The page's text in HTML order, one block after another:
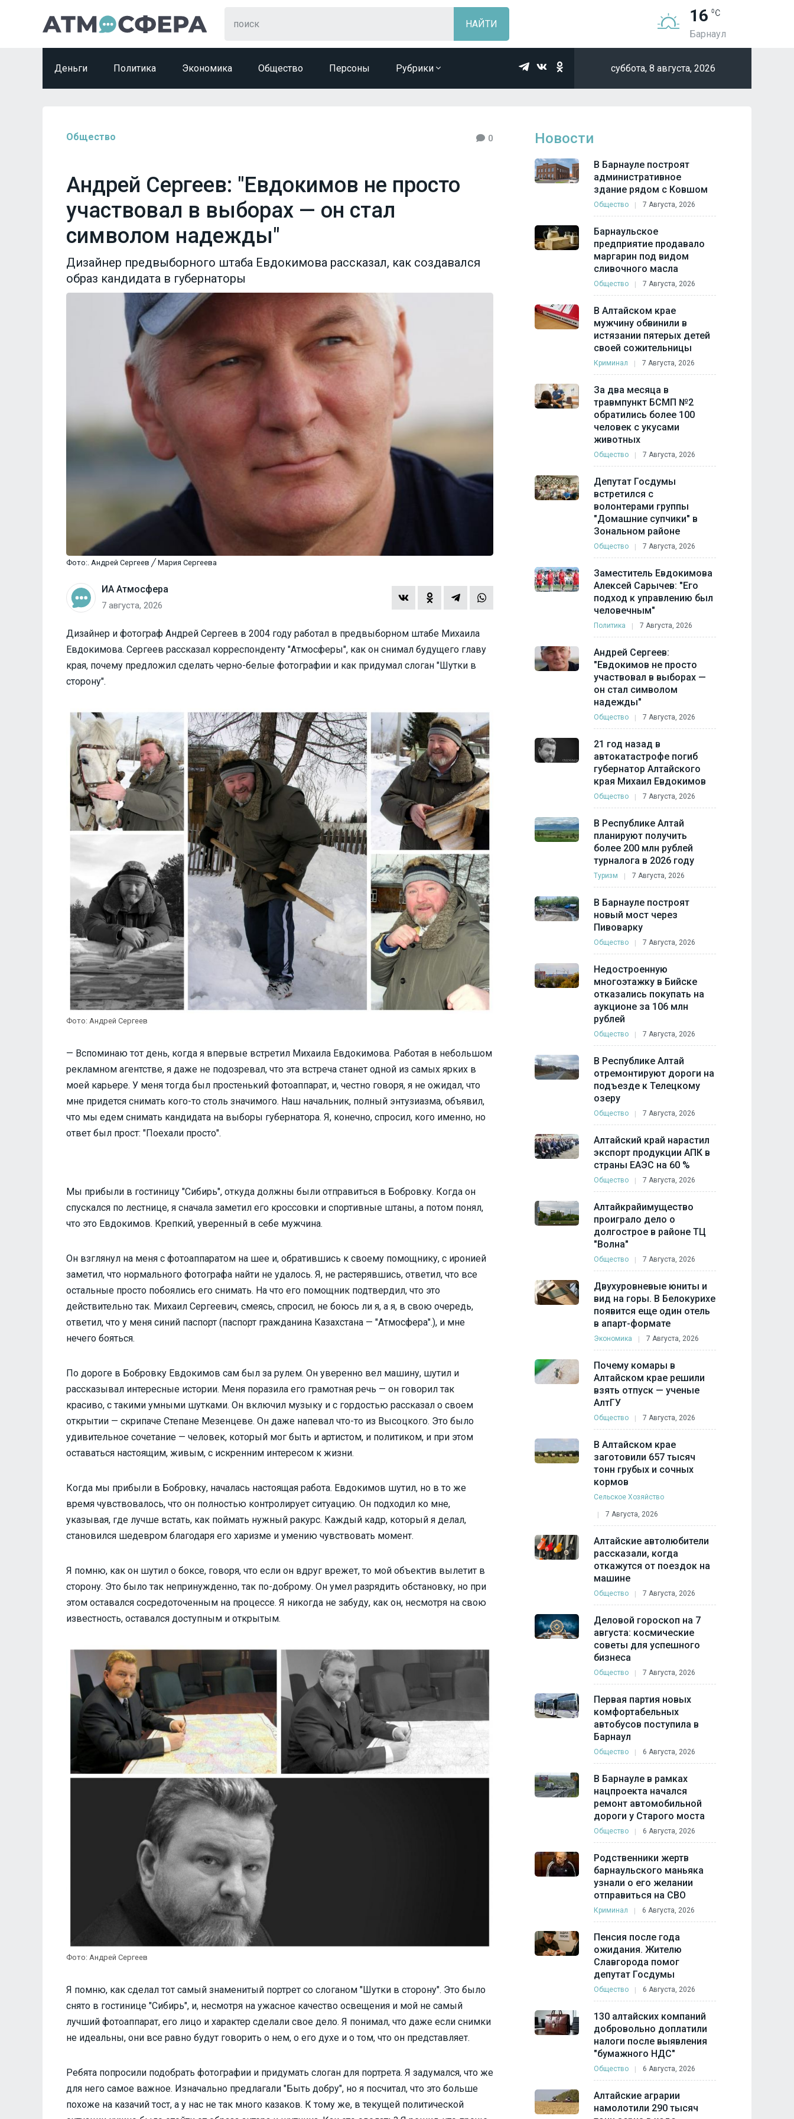
16
Барнаул
Деньги Политика Экономика Общество Персоны Рубрики суббота, 8 августа, 2026
Общество 0
Андрей Сергеев: "Евдокимов не просто
участвовал в выборах — он стал
символом надежды"
Дизайнер предвыборного штаба Евдокимова рассказал, как создавался
образ кандидата в губернаторы
Фото:. Андрей Сергеев ╱ Мария Сергеева
ИА Атмосфера
7 августа, 2026
Дизайнер и фотограф Андрей Сергеев в 2004 году работал в предвыборном штабе Михаила
Евдокимова. Сергеев рассказал корреспонденту "Атмосферы", как он снимал будущего главу
края, почему предложил сделать черно-белые фотографии и как придумал слоган "Шутки в
сторону".
Фото: Андрей Сергеев
— Вспоминаю тот день, когда я впервые встретил Михаила Евдокимова. Работая в небольшом
рекламном агентстве, я даже не подозревал, что эта встреча станет одной из самых ярких в
моей карьере. У меня тогда был простенький фотоаппарат, и, честно говоря, я не ожидал, что
мне придется снимать кого-то столь значимого. Наш начальник, полный энтузиазма, объявил,
что мы едем снимать кандидата на выборы губернатора. Я, конечно, спросил, кого именно, но
ответ был прост: "Поехали просто".
Мы прибыли в гостиницу "Сибирь", откуда должны были отправиться в Бобровку. Когда он
спускался по лестнице, я сначала заметил его кроссовки и спортивные штаны, а потом понял,
что это Евдокимов. Крепкий, уверенный в себе мужчина.
Он взглянул на меня с фотоаппаратом на шее и, обратившись к своему помощнику, с иронией
заметил, что нормального фотографа найти не удалось. Я, не растерявшись, ответил, что все
остальные просто побоялись его снимать. На что его помощник подтвердил, что это
действительно так. Михаил Сергеевич, смеясь, спросил, не боюсь ли я, а я, в свою очередь,
ответил, что у меня синий паспорт (паспорт гражданина Казахстана — "Атмосфера".), и мне
нечего бояться.
По дороге в Бобровку Евдокимов сам был за рулем. Он уверенно вел машину, шутил и
рассказывал интересные истории. Меня поразила его грамотная речь — он говорил так
красиво, с такими умными шутками. Он включил музыку и с гордостью рассказал о своем
открытии — скрипаче Степане Мезенцеве. Он даже напевал что-то из Высоцкого. Это было
удивительное сочетание — человек, который мог быть и артистом, и политиком, и при этом
оставаться настоящим, живым, с искренним интересом к жизни.
Когда мы прибыли в Бобровку, началась настоящая работа. Евдокимов шутил, но в то же
время чувствовалось, что он полностью контролирует ситуацию. Он подходил ко мне,
указывая, где лучше встать, как поймать нужный ракурс. Каждый кадр, который я делал,
становился шедевром благодаря его харизме и умению чувствовать момент.
Я помню, как он шутил о боксе, говоря, что если он вдруг врежет, то мой объектив вылетит в
сторону. Это было так непринужденно, так по-доброму. Он умел разрядить обстановку, но при
этом оставался сосредоточенным на процессе. Я никогда не забуду, как он, несмотря на свою
известность, оставался доступным и открытым.
Фото: Андрей Сергеев
Я помню, как сделал тот самый знаменитый портрет со слоганом "Шутки в сторону". Это было
снято в гостинице "Сибирь", и, несмотря на ужасное качество освещения и мой не самый
лучший фотоаппарат, его лицо и характер сделали свое дело. Я понимал, что даже если снимки
не идеальны, они все равно будут говорить о нем, о его духе и о том, что он представляет.
Ребята попросили подобрать фотографии и придумать слоган для портрета. Я задумался, что же
для него самое важное. Изначально предлагали "Быть добру", но я посчитал, что это больше
похоже на казачий тост, а у нас не так много казаков. К тому же, в текущей политической
Новости
В Барнауле построят
административное
здание рядом с Ковшом
Общество 7 Августа, 2026
Барнаульское
предприятие продавало
маргарин под видом
сливочного масла
Общество 7 Августа, 2026
В Алтайском крае
мужчину обвинили в
истязании пятерых детей
своей сожительницы
Криминал 7 Августа, 2026
За два месяца в
травмпункт БСМП №2
обратились более 100
человек с укусами
животных
Общество 7 Августа, 2026
Депутат Госдумы
встретился с
волонтерами группы
"Домашние супчики" в
Зональном районе
Общество 7 Августа, 2026
Заместитель Евдокимова
Алексей Сарычев: "Его
подход к управлению был
человечным"
Политика 7 Августа, 2026
Андрей Сергеев:
"Евдокимов не просто
участвовал в выборах —
он стал символом
надежды"
Общество 7 Августа, 2026
21 год назад в
автокатастрофе погиб
губернатор Алтайского
края Михаил Евдокимов
Общество 7 Августа, 2026
В Республике Алтай
планируют получить
более 200 млн рублей
турналога в 2026 году
Туризм 7 Августа, 2026
В Барнауле построят
новый мост через
Пивоварку
Общество 7 Августа, 2026
Недостроенную
многоэтажку в Бийске
отказались покупать на
аукционе за 106 млн
рублей
Общество 7 Августа, 2026
В Республике Алтай
отремонтируют дороги на
подъезде к Телецкому
озеру
Общество 7 Августа, 2026
Алтайский край нарастил
экспорт продукции АПК в
страны ЕАЭС на 60 %
Общество 7 Августа, 2026
Алтайкрайимущество
проиграло дело о
долгострое в районе ТЦ
"Волна"
Общество 7 Августа, 2026
Двухуровневые юниты и
вид на горы. В Белокурихе
появится еще один отель
в апарт-формате
Экономика 7 Августа, 2026
Почему комары в
Алтайском крае решили
взять отпуск — ученые
АлтГУ
Общество 7 Августа, 2026
В Алтайском крае
заготовили 657 тысяч
тонн грубых и сочных
кормов
Сельское Хозяйство
7 Августа, 2026
Алтайские автолюбители
рассказали, когда
откажутся от поездок на
машине
Общество 7 Августа, 2026
Деловой гороскоп на 7
августа: космические
советы для успешного
бизнеса
Общество 7 Августа, 2026
Первая партия новых
комфортабельных
автобусов поступила в
Барнаул
Общество 6 Августа, 2026
В Барнауле в рамках
нацпроекта начался
ремонт автомобильной
дороги у Старого моста
Общество 6 Августа, 2026
Родственники жертв
барнаульского маньяка
узнали о его желании
отправиться на СВО
Криминал 6 Августа, 2026
Пенсия после года
ожидания. Жителю
Славгорода помог
депутат Госдумы
Общество 6 Августа, 2026
130 алтайских компаний
добровольно доплатили
налоги после выявления
"бумажного НДС"
Общество 6 Августа, 2026
Алтайские аграрии
намолотили 290 тысяч